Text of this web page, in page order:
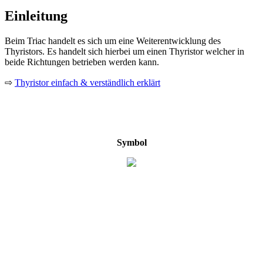
Einleitung
Beim Triac handelt es sich um eine Weiterentwicklung des
Thyristors. Es handelt sich hierbei um einen Thyristor welcher in
beide Richtungen betrieben werden kann.
⇨ Thyristor einfach & verständlich erklärt
Symbol